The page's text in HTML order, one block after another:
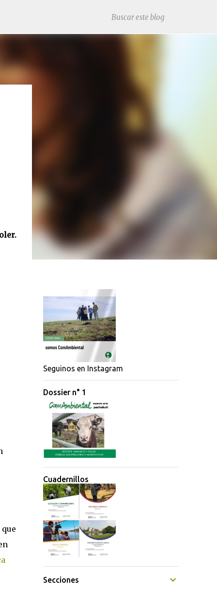
Seguinos en Instagram
Dossier n° 1
Cuadernillos
Secciones